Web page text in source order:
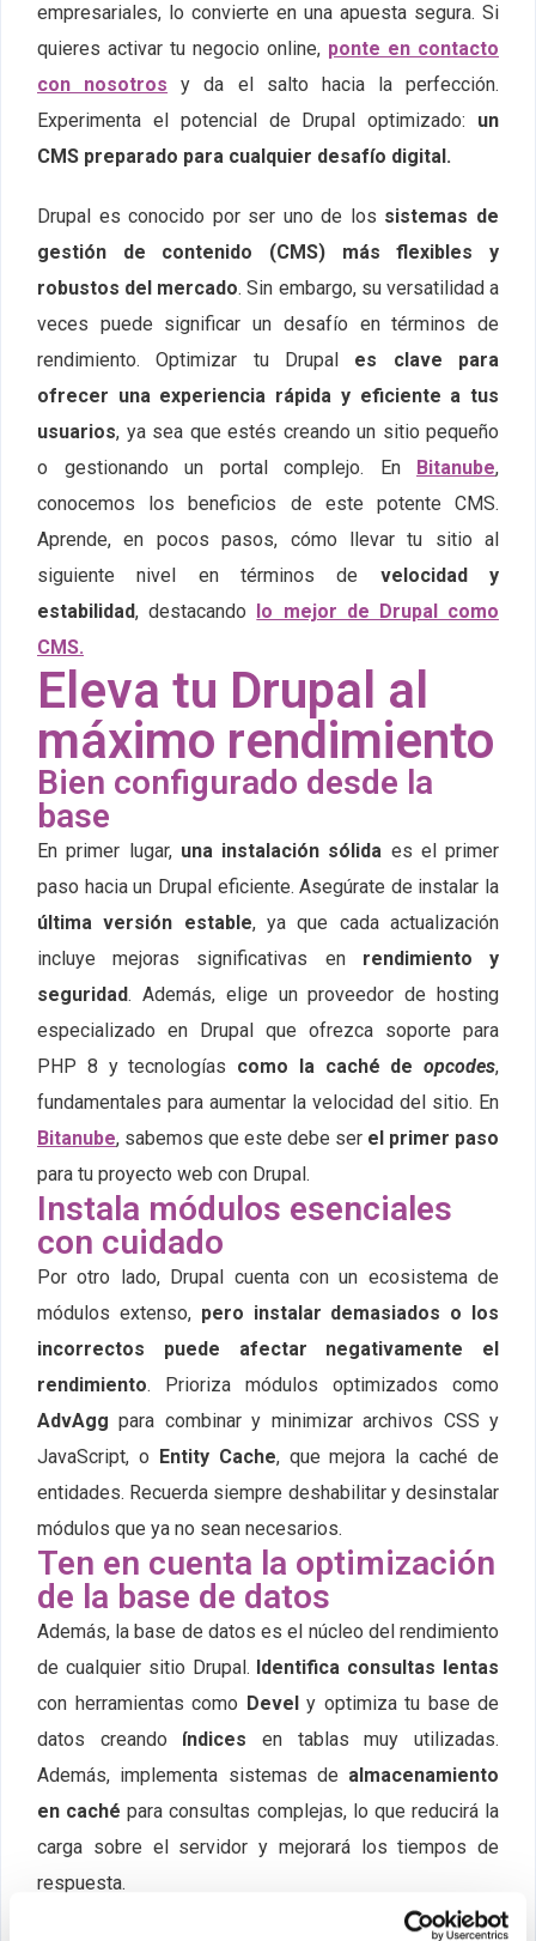
empresariales, lo convierte en una apuesta segura. Si
quieres activar tu negocio online, ponte en contacto
con nosotros y da el salto hacia la perfección.
Experimenta el potencial de Drupal optimizado: un
CMS preparado para cualquier desafío digital.
Drupal es conocido por ser uno de los sistemas de
gestión de contenido (CMS) más flexibles y
robustos del mercado. Sin embargo, su versatilidad a
veces puede significar un desafío en términos de
rendimiento. Optimizar tu Drupal es clave para
ofrecer una experiencia rápida y eficiente a tus
usuarios, ya sea que estés creando un sitio pequeño
o gestionando un portal complejo. En
Bitanube,
conocemos los beneficios de este potente CMS.
Aprende, en pocos pasos, cómo llevar tu sitio al
siguiente nivel en términos de velocidad y
estabilidad, destacando
lo mejor de Drupal como
CMS.
Eleva tu Drupal al
máximo rendimiento
Bien configurado desde la
base
En primer lugar, una instalación sólida es el primer
paso hacia un Drupal eficiente. Asegúrate de instalar la
última versión estable, ya que cada actualización
incluye mejoras significativas en rendimiento y
seguridad. Además, elige un proveedor de hosting
especializado en Drupal que ofrezca soporte para
PHP 8 y tecnologías como la caché de opcodes,
fundamentales para aumentar la velocidad del sitio. En
Bitanube, sabemos que este debe ser el primer paso
para tu proyecto web con Drupal.
Instala módulos esenciales
con cuidado
Por otro lado, Drupal cuenta con un ecosistema de
módulos extenso, pero instalar demasiados o los
incorrectos puede afectar negativamente el
rendimiento. Prioriza módulos optimizados como
AdvAgg para combinar y minimizar archivos CSS y
JavaScript, o
Entity Cache, que mejora la caché de
entidades. Recuerda siempre deshabilitar y desinstalar
módulos que ya no sean necesarios.
Ten en cuenta la optimización
de la base de datos
Además, la base de datos es el núcleo del rendimiento
de cualquier sitio Drupal. Identifica consultas lentas
con herramientas como Devel y optimiza tu base de
datos creando índices en tablas muy utilizadas.
Además, implementa sistemas de almacenamiento
en caché para consultas complejas, lo que reducirá la
carga sobre el servidor y mejorará los tiempos de
respuesta.